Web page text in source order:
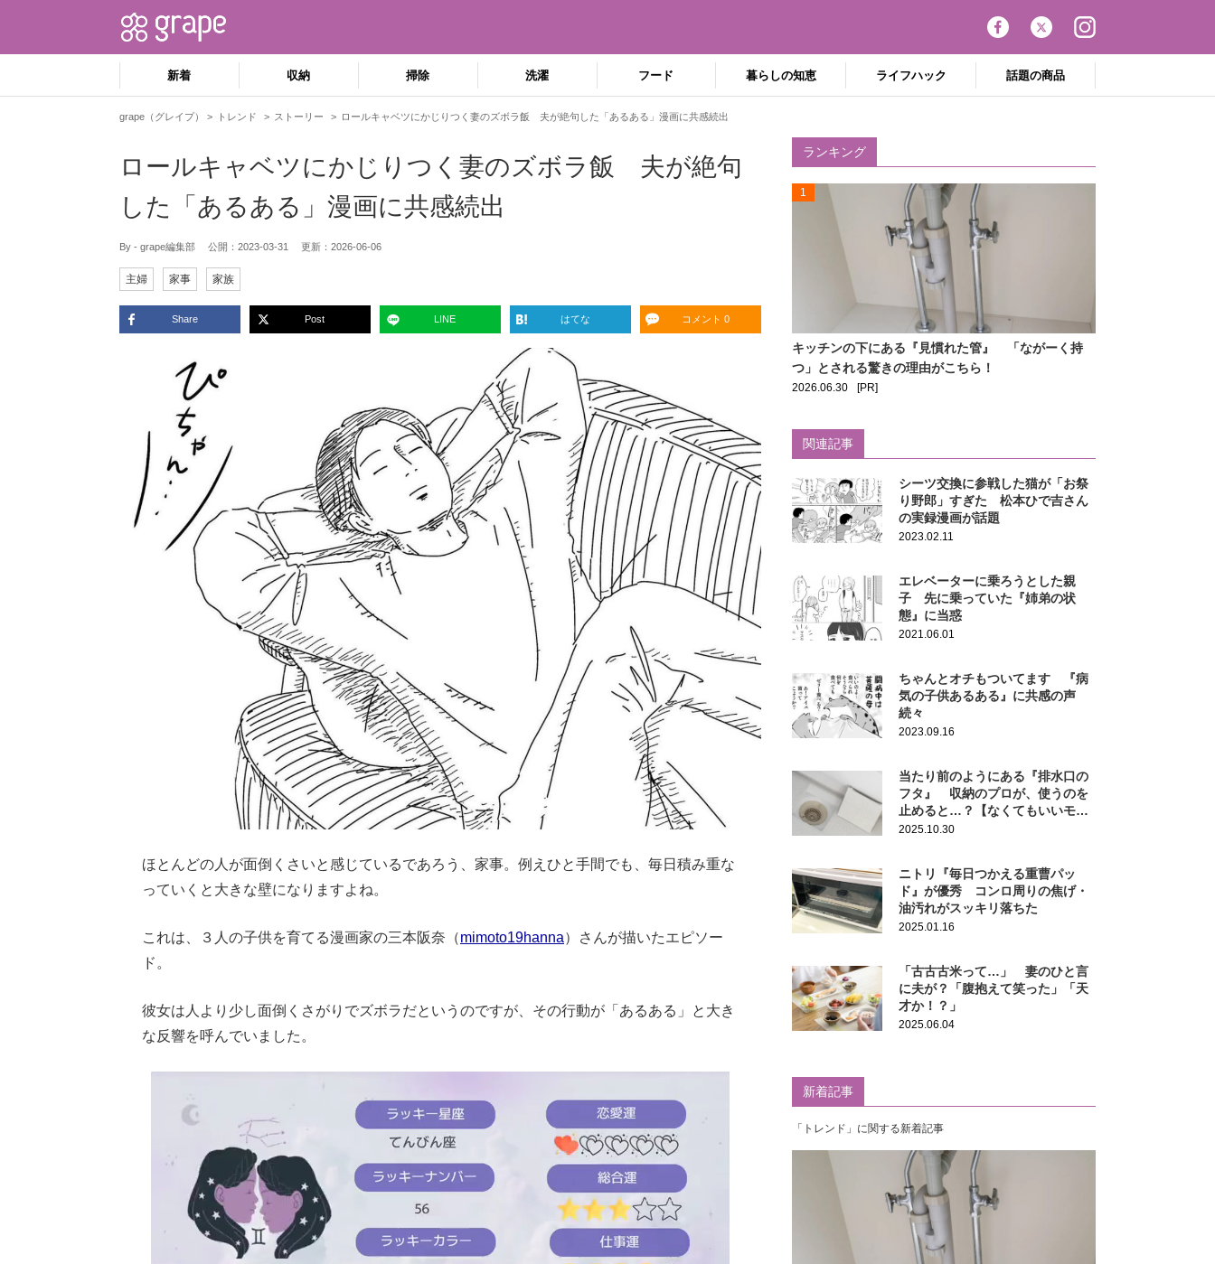
新着 収納 掃除 洗濯 フード 暮らしの知恵 ライフハック 話題の商品
grape（グレイプ） トレンド ストーリー ロールキャベツにかじりつく妻のズボラ飯 夫が絶句した「あるある」漫画に共感続出
ロールキャベツにかじりつく妻のズボラ飯 夫が絶句
した「あるある」漫画に共感続出
By - grape編集部 公開： 2023-03-31 更新： 2026-06-06
主婦 家事 家族
Share Post LINE はてな コメント 0
ほとんどの人が面倒くさいと感じているであろう、家事。例えひと手間でも、毎日積み重な
っていくと大きな壁になりますよね。
これは、３人の子供を育てる漫画家の三本阪奈（mimoto19hanna）さんが描いたエピソー
ド。
彼女は人より少し面倒くさがりでズボラだというのですが、その行動が「あるある」と大き
な反響を呼んでいました。
ランキング
1
キッチンの下にある『見慣れた管』 「ながーく持
つ」とされる驚きの理由がこちら！
2026.06.30 [PR]
関連記事
シーツ交換に参戦した猫が「お祭
り野郎」すぎた 松本ひで吉さん
の実録漫画が話題
2023.02.11
エレベーターに乗ろうとした親
子 先に乗っていた『姉弟の状
態』に当惑
2021.06.01
ちゃんとオチもついてます 『病
気の子供あるある』に共感の声
続々
2023.09.16
当たり前のようにある『排水口の
フタ』 収納のプロが、使うのを
止めると…？【なくてもいいモノ3
選】
2025.10.30
ニトリ『毎日つかえる重曹パッ
ド』が優秀 コンロ周りの焦げ・
油汚れがスッキリ落ちた
2025.01.16
「古古古米って…」 妻のひと言
に夫が？「腹抱えて笑った」「天
才か！？」
2025.06.04
新着記事
「トレンド」に関する新着記事